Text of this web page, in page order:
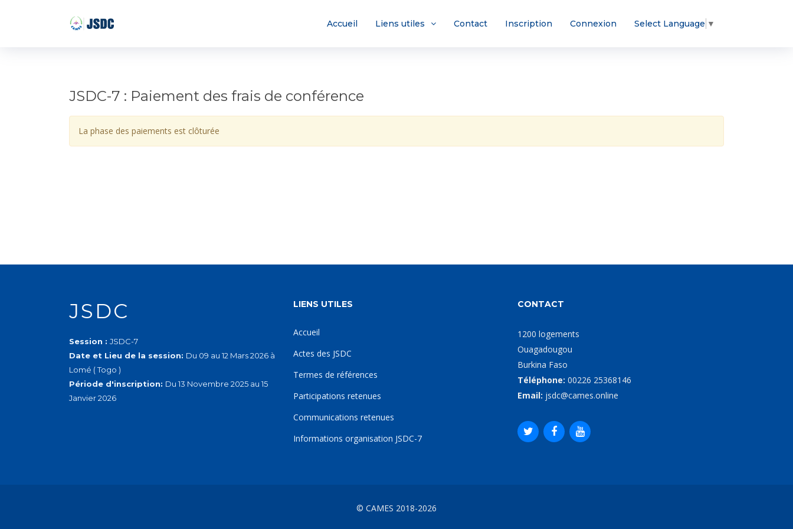
Accueil Liens utiles Contact Inscription Connexion Select Language ▼
JSDC-7 : Paiement des frais de conférence
La phase des paiements est clôturée
JSDC
Session : JSDC-7
Date et Lieu de la session: Du 09 au 12 Mars 2026 à
Lomé ( Togo )
Période d'inscription: Du 13 Novembre 2025 au 15
Janvier 2026
LIENS UTILES
Accueil
Actes des JSDC
Termes de références
Participations retenues
Communications retenues
Informations organisation JSDC-7
CONTACT
1200 logements
Ouagadougou
Burkina Faso
Téléphone: 00226 25368146
Email: jsdc@cames.online
© CAMES 2018-2026